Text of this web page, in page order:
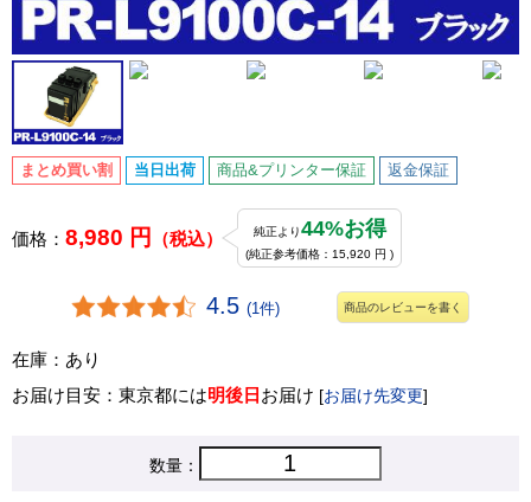
まとめ買い割 当日出荷 商品&プリンター保証 返金保証
価格： 8,980 円 （税込） 純正より44%お得
(純正参考価格：15,920 円 )
4.5 (1件) 商品のレビューを書く
在庫：あり
お届け目安：東京都には明後日 お届け [お届け先変更]
数量：